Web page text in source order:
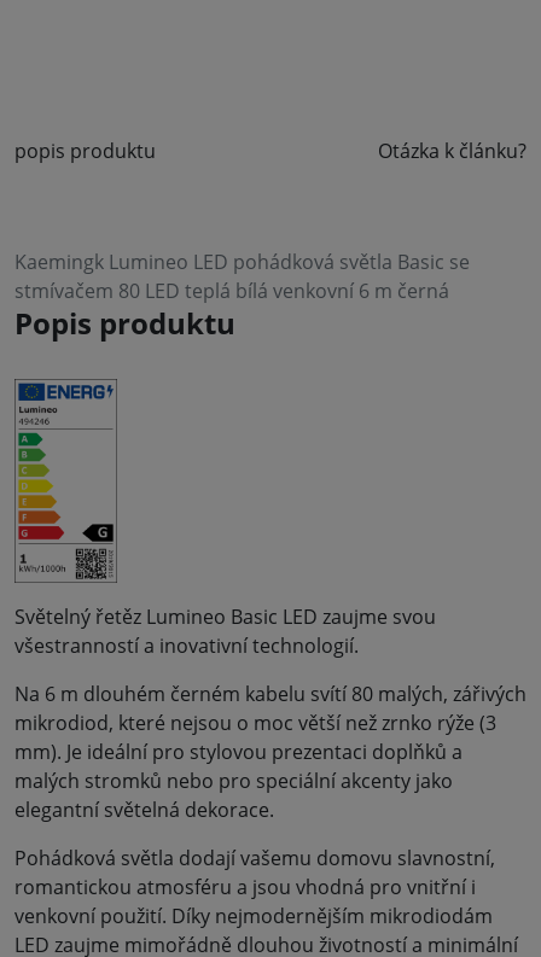
popis produktu Otázka k článku?
Kaemingk Lumineo LED pohádková světla Basic se
stmívačem 80 LED teplá bílá venkovní 6 m černá
Popis produktu
Světelný řetěz Lumineo Basic LED zaujme svou
všestranností a inovativní technologií.
Na 6 m dlouhém černém kabelu svítí 80 malých, zářivých
mikrodiod, které nejsou o moc větší než zrnko rýže (3
mm). Je ideální pro stylovou prezentaci doplňků a
malých stromků nebo pro speciální akcenty jako
elegantní světelná dekorace.
Pohádková světla dodají vašemu domovu slavnostní,
romantickou atmosféru a jsou vhodná pro vnitřní i
venkovní použití. Díky nejmodernějším mikrodiodám
LED zaujme mimořádně dlouhou životností a minimální